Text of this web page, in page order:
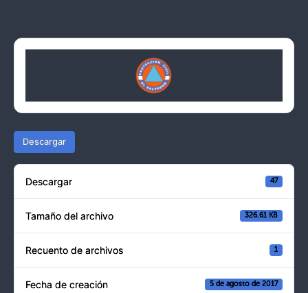
Descargar
Descargar 47
Tamaño del archivo 326.61 KB
Recuento de archivos 1
Fecha de creación 5 de agosto de 2017